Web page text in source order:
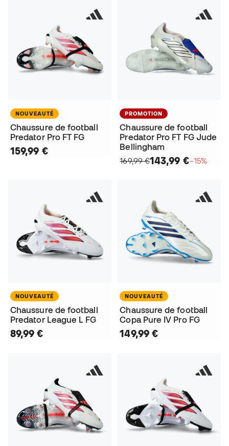
NOUVEAUTÉ
Chaussure de football
Predator Pro FT FG
159,99 €
PROMOTION
Chaussure de football
Predator Pro FT FG Jude
Bellingham
169,99 €143,99 €−15%
NOUVEAUTÉ
Chaussure de football
Predator League L FG
89,99 €
NOUVEAUTÉ
Chaussure de football
Copa Pure IV Pro FG
149,99 €